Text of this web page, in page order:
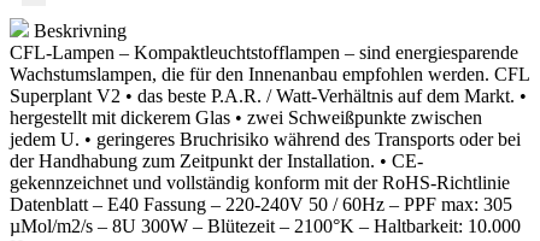
Beskrivning
CFL-Lampen – Kompaktleuchtstofflampen – sind energiesparende
Wachstumslampen, die für den Innenanbau empfohlen werden. CFL
Superplant V2 • das beste P.A.R. / Watt-Verhältnis auf dem Markt. •
hergestellt mit dickerem Glas • zwei Schweißpunkte zwischen
jedem U. • geringeres Bruchrisiko während des Transports oder bei
der Handhabung zum Zeitpunkt der Installation. • CE-
gekennzeichnet und vollständig konform mit der RoHS-Richtlinie
Datenblatt – E40 Fassung – 220-240V 50 / 60Hz – PPF max: 305
µMol/m2/s – 8U 300W – Blütezeit – 2100°K – Haltbarkeit: 10.000